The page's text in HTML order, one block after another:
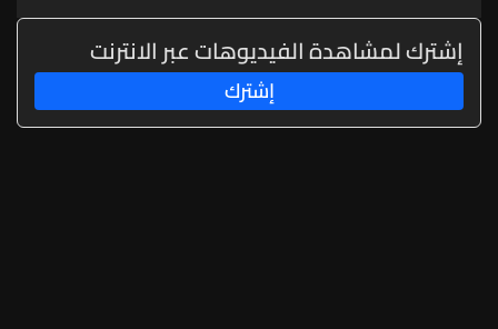
إشترك لمشاهدة الفيديوهات عبر الانترنت
إشترك